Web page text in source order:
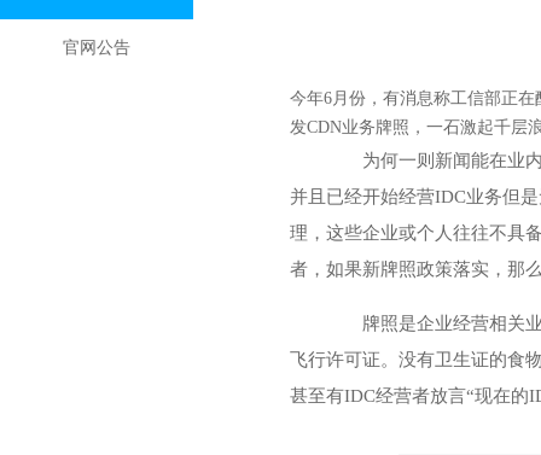
官网公告
今年6月份，有消息称工信部正
发CDN业务牌照，一石激起千层
为何一则新闻能在业内
并且已经开始经营IDC业务但
理，这些企业或个人往往不具
者，如果新牌照政策落实，那
牌照是企业经营相关业
飞行许可证。没有卫生证的食
甚至有IDC经营者放言“现在的